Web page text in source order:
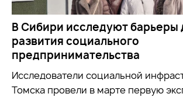
В Сибири исследуют барьеры
развития социального
предпринимательства
Исследователи социальной
Томска провели в марте первую